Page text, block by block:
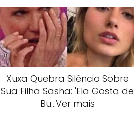
Xuxa Quebra Silêncio Sobre
Sua Filha Sasha: 'Ela Gosta de
Bu…Ver mais